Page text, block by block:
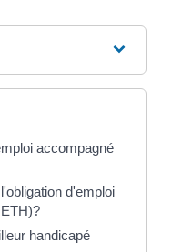
accompagné
d'emploi
handicapé